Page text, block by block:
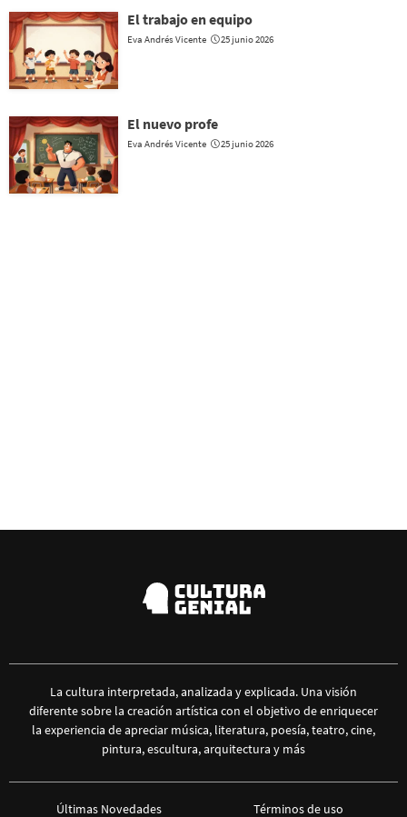
El trabajo en equipo
Eva Andrés Vicente 25 junio 2026
El nuevo profe
Eva Andrés Vicente 25 junio 2026
La cultura interpretada, analizada y explicada. Una visión
diferente sobre la creación artística con el objetivo de enriquecer
la experiencia de apreciar música, literatura, poesía, teatro, cine,
pintura, escultura, arquitectura y más
Últimas Novedades Términos de uso